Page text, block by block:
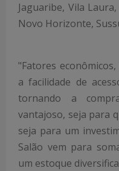
Jaguaribe, Vila
Novo Horizonte,
"Fatores
a facilidade de
tornando a
vantajoso, seja para
seja para um
Salão vem para
um estoque